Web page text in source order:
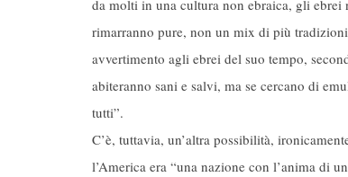
da molti in una cultura non ebraica, gli
rimarranno pure, non un mix di più
avvertimento agli ebrei del suo tempo,
abiteranno sani e salvi, ma se cercano di
tutti”.
C’è, tuttavia, un’altra possibilità,
l’America era “una nazione con l’anima di